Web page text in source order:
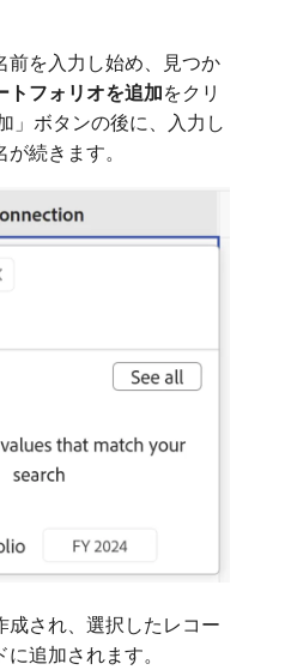
前を入力し始め、見つか
トフォリオを追加​をクリ
」ボタンの後に、入力し
続きます。
成され、選択したレコー
追加されます。